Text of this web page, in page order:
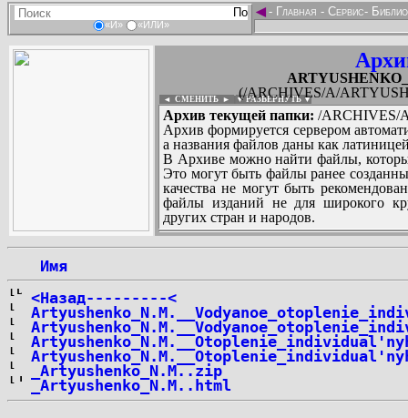
«И» «ИЛИ»
◄- Главная - Сервис-
(/ARCHIVES/A/
◄ СМЕНИТЬ ► ▼ РАЗВЕРНУТЬ ▼
Архив текущей папки: /ARCHIVES/
Архив формируется сервером
а названия файлов даны как
В Архиве можно найти файлы,
Это могут быть файлы ранее
качества не могут быть
файлы изданий не для широкого
других стран и народов.
Имя
<Назад---------<
_Artyushenko_N.M..zip
_Artyushenko_N.M..html